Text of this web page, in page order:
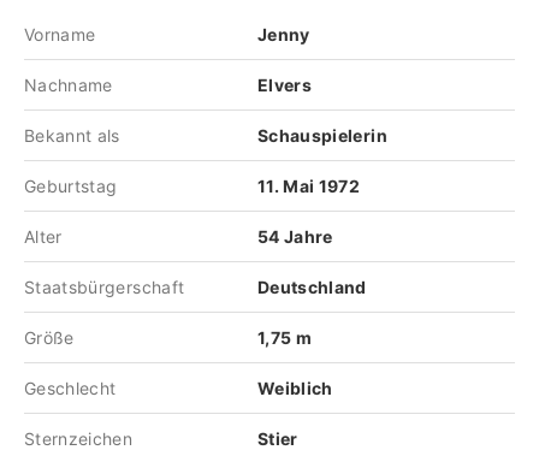
Utiq verwalten
Vorname Jenny
Nachname Elvers
Bekannt als Schauspielerin
Geburtstag 11. Mai 1972
Alter 54 Jahre
Staatsbürgerschaft Deutschland
Größe 1,75 m
Geschlecht Weiblich
Sternzeichen Stier